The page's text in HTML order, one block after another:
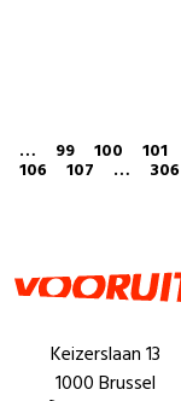
… 99 100 101
106 107 … 306
Keizerslaan 13
1000 Brussel